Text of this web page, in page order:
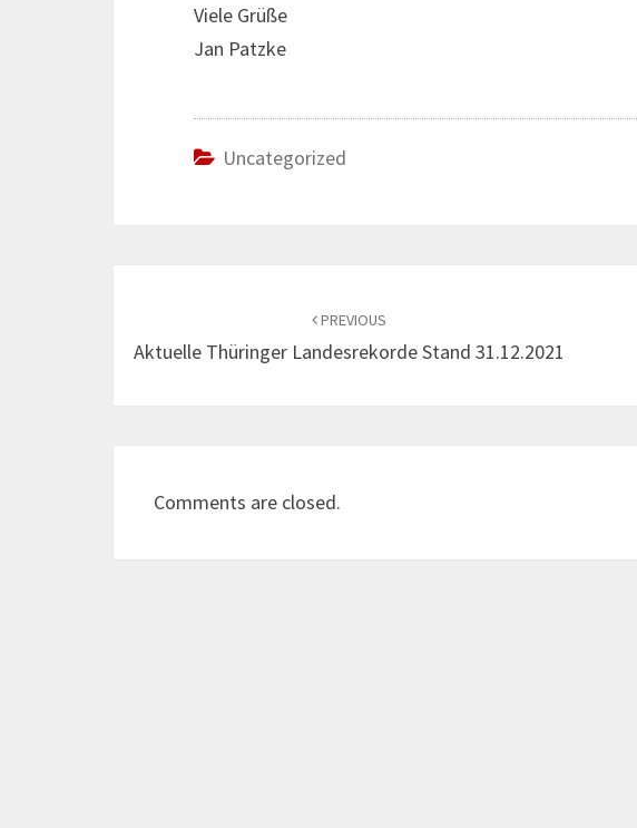
Viele Grüße
Jan Patzke
Uncategorized
PREVIOUS
Aktuelle Thüringer Landesrekorde Stand 31.12.2021
Comments are closed.